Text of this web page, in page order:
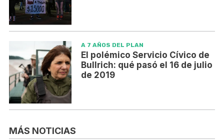
A 7 AÑOS DEL PLAN
El polémico Servicio Cívico de
Bullrich: qué pasó el 16 de julio
de 2019
MÁS NOTICIAS